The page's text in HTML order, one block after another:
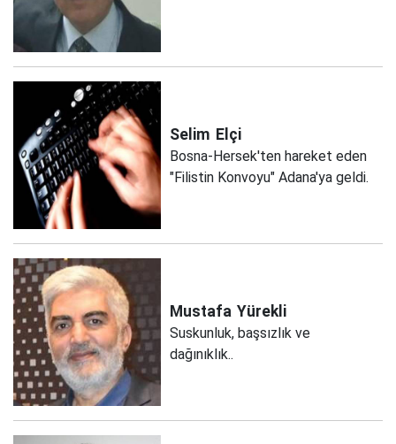
Selim Elçi
Bosna-Hersek'ten hareket eden
"Filistin Konvoyu" Adana'ya geldi.
Mustafa Yürekli
Suskunluk, başsızlık ve
dağınıklık..